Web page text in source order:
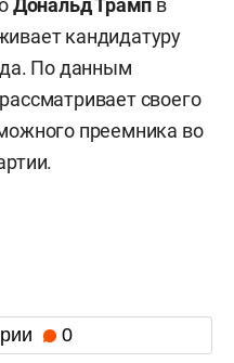
кандидатуру
По данным
своего
преемника во
0